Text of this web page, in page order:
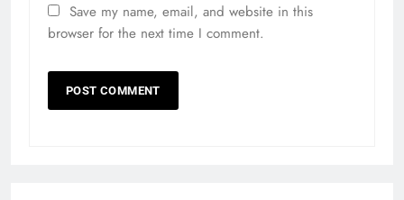
Save my name, email, and website in this
browser for the next time I comment.